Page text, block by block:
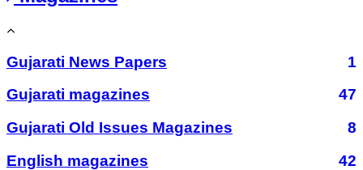
Gujarati News Papers
1
Gujarati magazines
47
Gujarati Old Issues Magazines
8
English magazines
42